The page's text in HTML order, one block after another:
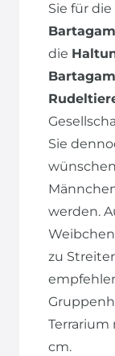
Sie für
die
Sie
werden.
zu
Terrarium
cm.